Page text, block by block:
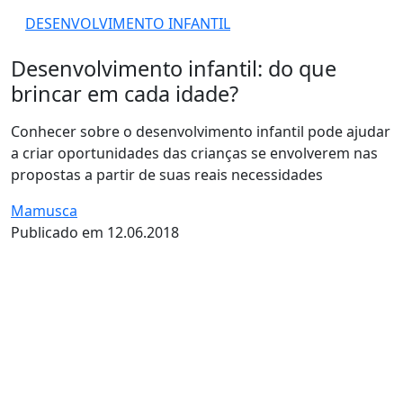
DESENVOLVIMENTO INFANTIL
Desenvolvimento infantil: do que
brincar em cada idade?
Conhecer sobre o desenvolvimento infantil pode ajudar
a criar oportunidades das crianças se envolverem nas
propostas a partir de suas reais necessidades
Mamusca
Publicado em 12.06.2018